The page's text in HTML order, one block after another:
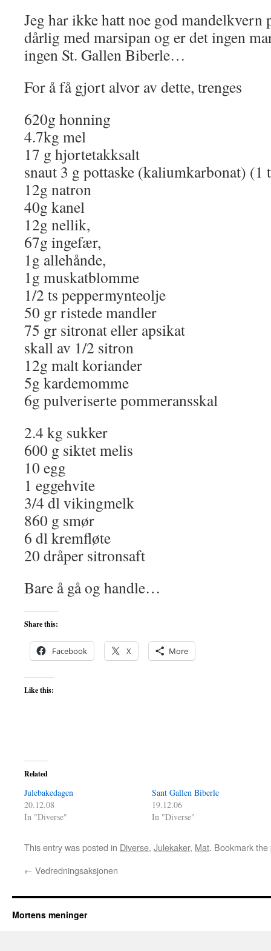
Jeg har ikke hatt noe god mandelkvern
dårlig med marsipan og er det ingen
ingen St. Gallen Biberle…
For å få gjort alvor av dette, trenges
620g honning
4.7kg mel
17 g hjortetakksalt
snaut 3 g pottaske (kaliumkarbonat) (1
12g natron
40g kanel
12g nellik,
67g ingefær,
1g allehånde,
1g muskatblomme
1/2 ts peppermynteolje
50 gr ristede mandler
75 gr sitronat eller apsikat
skall av 1/2 sitron
12g malt koriander
5g kardemomme
6g pulveriserte pommeransskal
2.4 kg sukker
600 g siktet melis
10 egg
1 eggehvite
3/4 dl vikingmelk
860 g smør
6 dl kremfløte
20 dråper sitronsaft
Bare å gå og handle…
Share this:
Facebook X More
Like this:
Related
Julebakedagen
20.12.08
In "Diverse"
Sant Gallen Biberle
19.12.06
In "Diverse"
This entry was posted in Diverse, Julekaker, Mat. Bookmark the
← Vedredningsaksjonen
Mortens meninger